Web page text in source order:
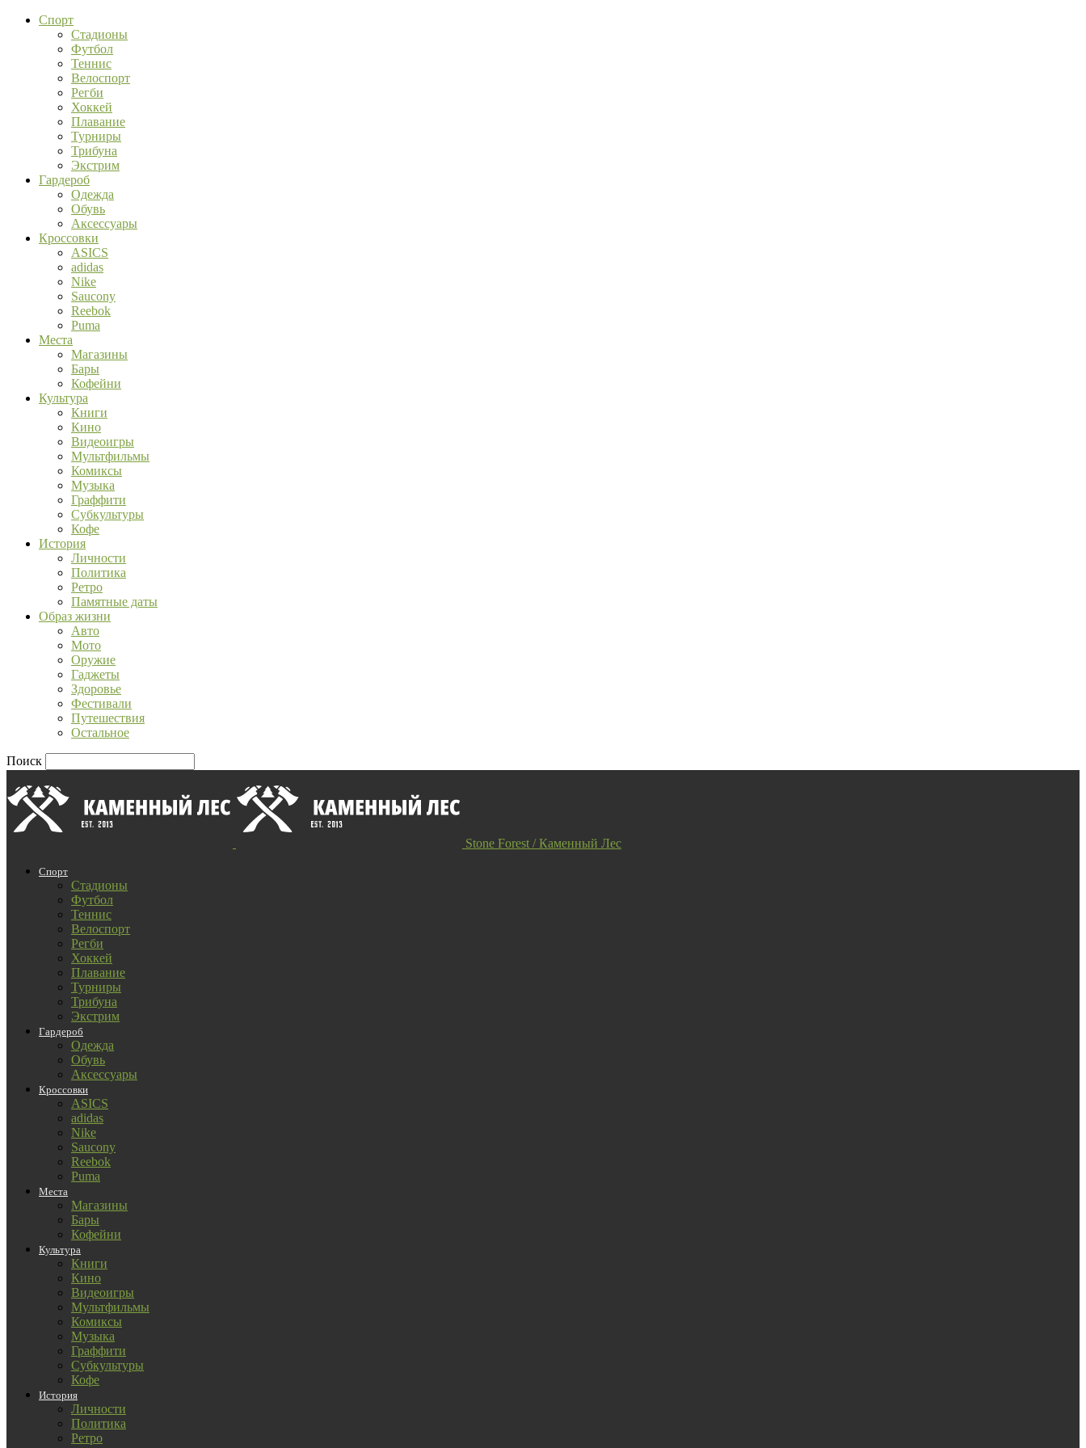
Спорт
Стадионы
Футбол
Теннис
Велоспорт
Регби
Хоккей
Плавание
Турниры
Трибуна
Экстрим
Гардероб
Одежда
Обувь
Аксессуары
Кроссовки
ASICS
adidas
Nike
Saucony
Reebok
Puma
Места
Магазины
Бары
Кофейни
Культура
Книги
Кино
Видеоигры
Мультфильмы
Комиксы
Музыка
Граффити
Субкультуры
Кофе
История
Личности
Политика
Ретро
Памятные даты
Образ жизни
Авто
Мото
Оружие
Гаджеты
Здоровье
Фестивали
Путешествия
Остальное
Поиск
Stone Forest / Каменный Лес
Спорт
Стадионы
Футбол
Теннис
Велоспорт
Регби
Хоккей
Плавание
Турниры
Трибуна
Экстрим
Гардероб
Одежда
Обувь
Аксессуары
Кроссовки
ASICS
adidas
Nike
Saucony
Reebok
Puma
Места
Магазины
Бары
Кофейни
Культура
Книги
Кино
Видеоигры
Мультфильмы
Комиксы
Музыка
Граффити
Субкультуры
Кофе
История
Личности
Политика
Ретро